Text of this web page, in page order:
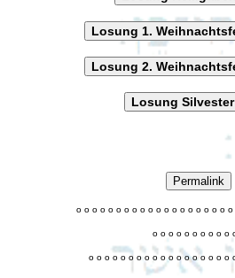
Losung 1.
Losung 2.
Losung Silvester
Permalink
o o o o o o o o o o o o o o o o o o o o
o o o o o o o o o o
o o o o o o o o o o o o o o o o o o